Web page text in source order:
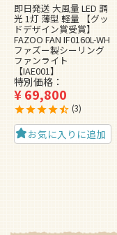
即日発送 大風量 LED 調
光 1灯 薄型 軽量 【グッ
ドデザイン賞受賞】
FAZOO FAN IF0160L-WH
ファズー製シーリング
ファンライト
【IAE001】
特別価格
¥69,800
3
お気に入りに追加